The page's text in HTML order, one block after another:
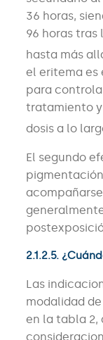
36 horas,
96 horas tras
hasta más
el eritema es
para
tratamiento y
dosis a lo
El segundo
2.1.2.5.
Las
modalidad
en la tabla 2,